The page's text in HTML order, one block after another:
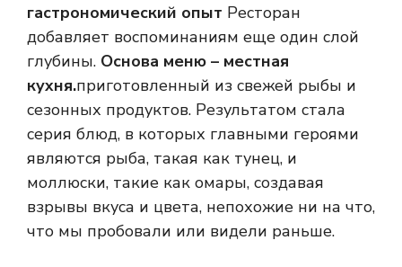
гастрономический опыт Ресторан
добавляет воспоминаниям еще один слой
глубины. Основа меню – местная
кухня.приготовленный из свежей рыбы и
сезонных продуктов. Результатом стала
серия блюд, в которых главными героями
являются рыба, такая как тунец, и
моллюски, такие как омары, создавая
взрывы вкуса и цвета, непохожие ни на что,
что мы пробовали или видели раньше.